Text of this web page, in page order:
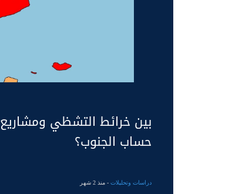
بين خرائط التشظي ومشاريع
حساب الجنوب؟
دراسات وتحليلات- منذ 2 شهر